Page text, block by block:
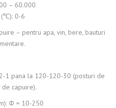
– 60.000
(℃): 0-6
– pentru apa, vin, bere, bauturi
1 pana la 120-120-30 (posturi de
capuire).
Ф = 10-250